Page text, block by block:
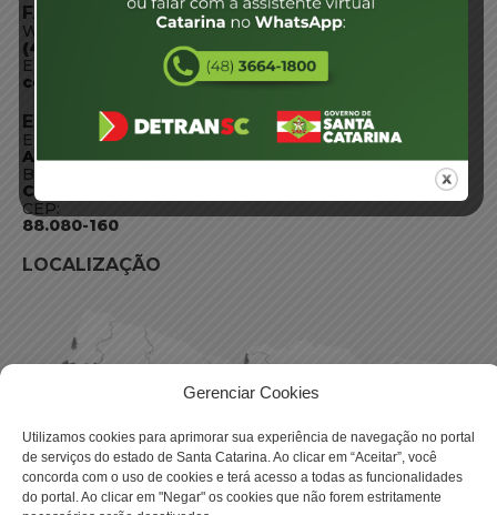
Gerenciar Cookies
Utilizamos cookies para aprimorar sua experiência de navegação no portal
de serviços do estado de Santa Catarina. Ao clicar em “Aceitar”, você
concorda com o uso de cookies e terá acesso a todas as funcionalidades
do portal. Ao clicar em "Negar" os cookies que não forem estritamente
FALE CONOSCO
WhatsApp:
(48) 3664-1800
E-mail:
centraldeinformacoes@detran.sc.gov.br
ENDEREÇO
Endereço:
Av. Almirante Tamandaré - 480
Bairro:
Coqueiros, Florianópolis SC
CEP:
88.080-160
LOCALIZAÇÃO